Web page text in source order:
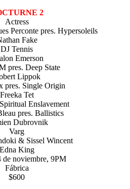
2
Actress
Perconte pres. Hypersoleils
Fake
DJ Tennis
Emerson
pres. Deep State
Lippok
pres. Single Origin
Freeka Tet
Enslavement
pres. Ballistics
Dubrovnik
Varg
& Sissel Wincent
Edna King
de noviembre, 9PM
Fábrica
$600